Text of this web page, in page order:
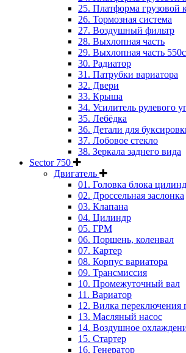
25. Платформа грузовой
26. Тормозная система
27. Воздушный фильтр
28. Выхлопная часть
29. Выхлопная часть
30. Радиатор
31. Патрубки вариатора
32. Двери
33. Крыша
34. Усилитель рулевого
35. Лебёдка
36. Детали для
37. Лобовое стекло
38. Зеркала заднего вида
Sector 750
Двигатель
01. Головка блока
02. Дроссельная заслонка
03. Клапана
04. Цилиндр
05. ГРМ
06. Поршень, коленвал
07. Картер
08. Корпус вариатора
09. Трансмиссия
10. Промежуточный вал
11. Вариатор
12. Вилка переключения
13. Масляный насос
14. Воздушное
15. Стартер
16. Генератор